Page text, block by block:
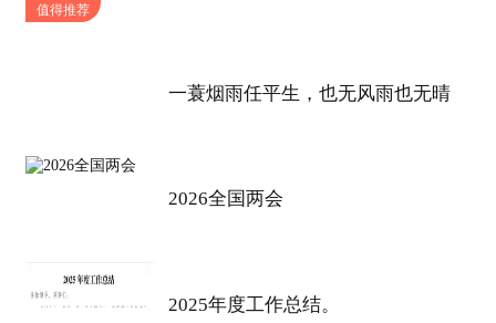
值得推荐
一蓑烟雨任平生，也无风雨也无晴
2026全国两会
2025年度工作总结。